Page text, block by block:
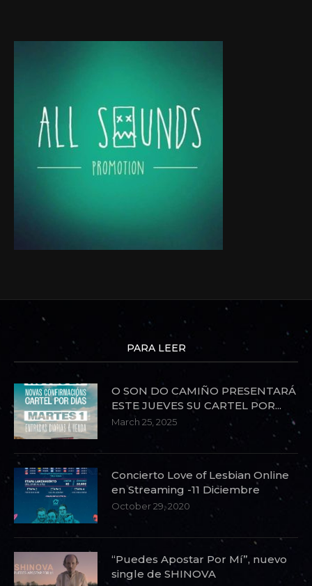
PARA LEER
O SON DO CAMIÑO PRESENTARÁ
ESTE JUEVES SU CARTEL POR...
March 25, 2025
Concierto Love of Lesbian Online
en Streaming -11 Diciembre
October 29, 2020
“Puedes Apostar Por Mí”, nuevo
single de SHINOVA